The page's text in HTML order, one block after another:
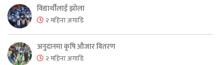
विद्यार्थीलाई झोला
२ महिना अगाडि
अनुदानमा कृषि औजार वितरण
२ महिना अगाडि